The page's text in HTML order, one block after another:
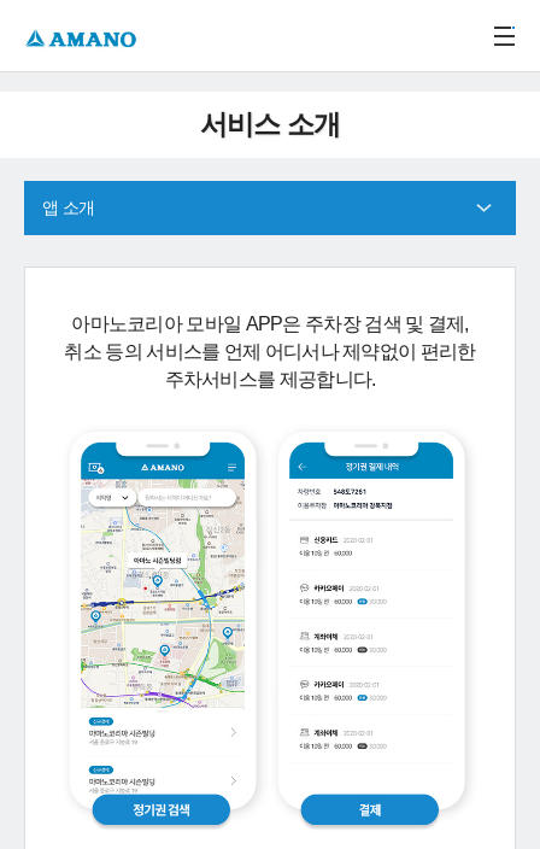
서비스 소개
앱 소개
아마노코리아 모바일 APP은 주차장 검색 및 결제,
취소 등의 서비스를 언제 어디서나 제약없이 편리한
주차서비스를 제공합니다.